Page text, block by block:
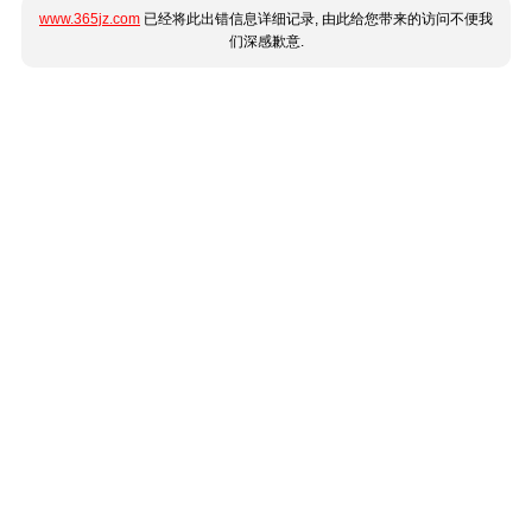
www.365jz.com 已经将此出错信息详细记录, 由此给您带来的访问不便我
们深感歉意.